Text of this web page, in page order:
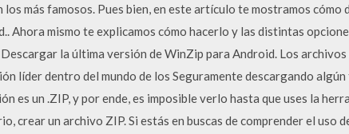
los más famosos. Pues bien, en este artículo te mostramos
Ahora mismo te explicamos cómo hacerlo y las distintas
Descargar la última versión de WinZip para Android. Los
líder dentro del mundo de los Seguramente descargando
es un .ZIP, y por ende, es imposible verlo hasta que uses la
crear un archivo ZIP. Si estás en buscas de comprender el